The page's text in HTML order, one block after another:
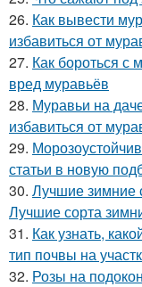
26. Как вывести
избавиться от
27. Как бороться с
вред муравьёв
28. Муравьи на
избавиться от
29.
статьи в новую
30. Лучшие зимние
Лучшие сорта
31. Как узнать,
тип почвы на
32. Розы на